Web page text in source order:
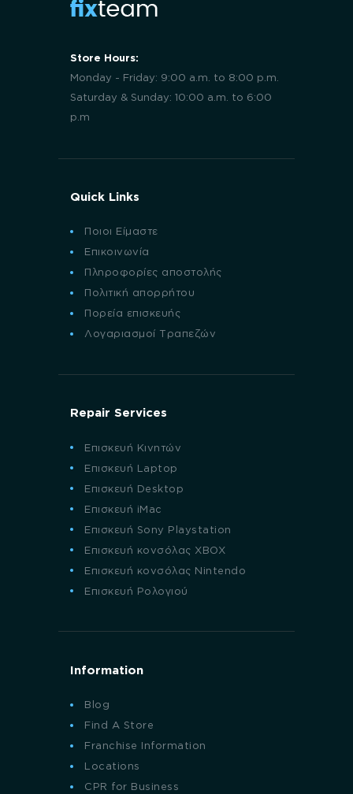
Store Hours:
Monday - Friday: 9:00 a.m. to 8:00 p.m.
Saturday & Sunday: 10:00 a.m. to 6:00
p.m
Quick Links
Ποιοι Είμαστε
Επικοινωνία
Πληροφορίες αποστολής
Πολιτική απορρήτου
Πορεία επισκευής
Λογαριασμοί Τραπεζών
Repair Services
Επισκευή Κινητών
Επισκευή Laptop
Επισκευή Desktop
Επισκευή iMac
Επισκευή Sony Playstation
Επισκευή κονσόλας XBOX
Επισκευή κονσόλας Nintendo
Επισκευή Ρολογιού
Information
Blog
Find A Store
Franchise Information
Locations
CPR for Business